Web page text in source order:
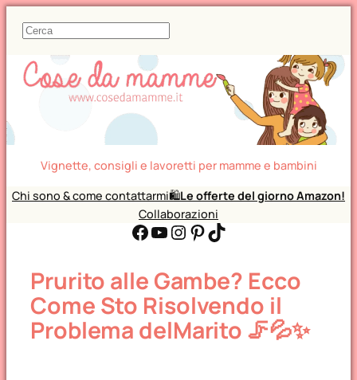
C
r
c
Vignette, consigli e lavoretti per mamme e bambini
Chi sono & come contattarmi🛍️Le offerte del giorno Amazon!
Collaborazioni
Facebook YouTube Instagram Pinterest TikTok
Prurito alle Gambe? Ecco
Come Sto Risolvendo il
Problema delMarito 🦵💦✨